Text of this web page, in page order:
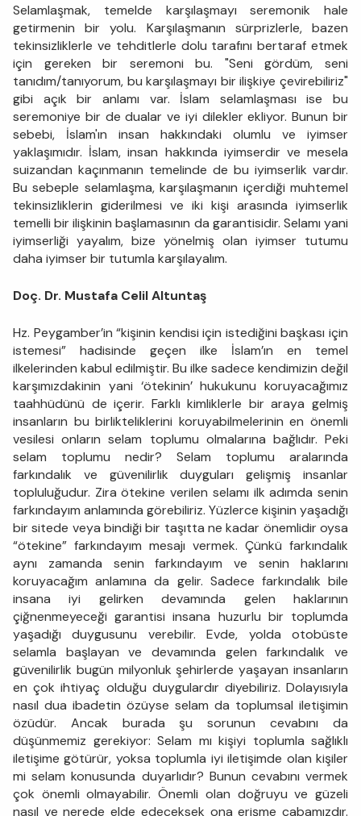
Selamlaşmak, temelde karşılaşmayı seremonik hale
getirmenin bir yolu. Karşılaşmanın sürprizlerle, bazen
tekinsizliklerle ve tehditlerle dolu tarafını bertaraf etmek
için gereken bir seremoni bu. "Seni gördüm, seni
tanıdım/tanıyorum, bu karşılaşmayı bir ilişkiye çevirebiliriz"
gibi açık bir anlamı var. İslam selamlaşması ise bu
seremoniye bir de dualar ve iyi dilekler ekliyor. Bunun bir
sebebi, İslam'ın insan hakkındaki olumlu ve iyimser
yaklaşımıdır. İslam, insan hakkında iyimserdir ve mesela
suizandan kaçınmanın temelinde de bu iyimserlik vardır.
Bu sebeple selamlaşma, karşılaşmanın içerdiği muhtemel
tekinsizliklerin giderilmesi ve iki kişi arasında iyimserlik
temelli bir ilişkinin başlamasının da garantisidir. Selamı yani
iyimserliği yayalım, bize yönelmiş olan iyimser tutumu
daha iyimser bir tutumla karşılayalım.
Doç. Dr. Mustafa Celil Altuntaş
Hz. Peygamber’in “kişinin kendisi için istediğini başkası için
istemesi” hadisinde geçen ilke İslam’ın en temel
ilkelerinden kabul edilmiştir. Bu ilke sadece kendimizin değil
karşımızdakinin yani ‘ötekinin’ hukukunu koruyacağımız
taahhüdünü de içerir. Farklı kimliklerle bir araya gelmiş
insanların bu birlikteliklerini koruyabilmelerinin en önemli
vesilesi onların selam toplumu olmalarına bağlıdır. Peki
selam toplumu nedir? Selam toplumu aralarında
farkındalık ve güvenilirlik duyguları gelişmiş insanlar
topluluğudur. Zira ötekine verilen selamı ilk adımda senin
farkındayım anlamında görebiliriz. Yüzlerce kişinin yaşadığı
bir sitede veya bindiği bir taşıtta ne kadar önemlidir oysa
“ötekine” farkındayım mesajı vermek. Çünkü farkındalık
aynı zamanda senin farkındayım ve senin haklarını
koruyacağım anlamına da gelir. Sadece farkındalık bile
insana iyi gelirken devamında gelen haklarının
çiğnenmeyeceği garantisi insana huzurlu bir toplumda
yaşadığı duygusunu verebilir. Evde, yolda otobüste
selamla başlayan ve devamında gelen farkındalık ve
güvenilirlik bugün milyonluk şehirlerde yaşayan insanların
en çok ihtiyaç olduğu duygulardır diyebiliriz. Dolayısıyla
nasıl dua ibadetin özüyse selam da toplumsal iletişimin
özüdür. Ancak burada şu sorunun cevabını da
düşünmemiz gerekiyor: Selam mı kişiyi toplumla sağlıklı
iletişime götürür, yoksa toplumla iyi iletişimde olan kişiler
mi selam konusunda duyarlıdır? Bunun cevabını vermek
çok önemli olmayabilir. Önemli olan doğruyu ve güzeli
nasıl ve nerede elde edeceksek ona erişme çabamızdır.